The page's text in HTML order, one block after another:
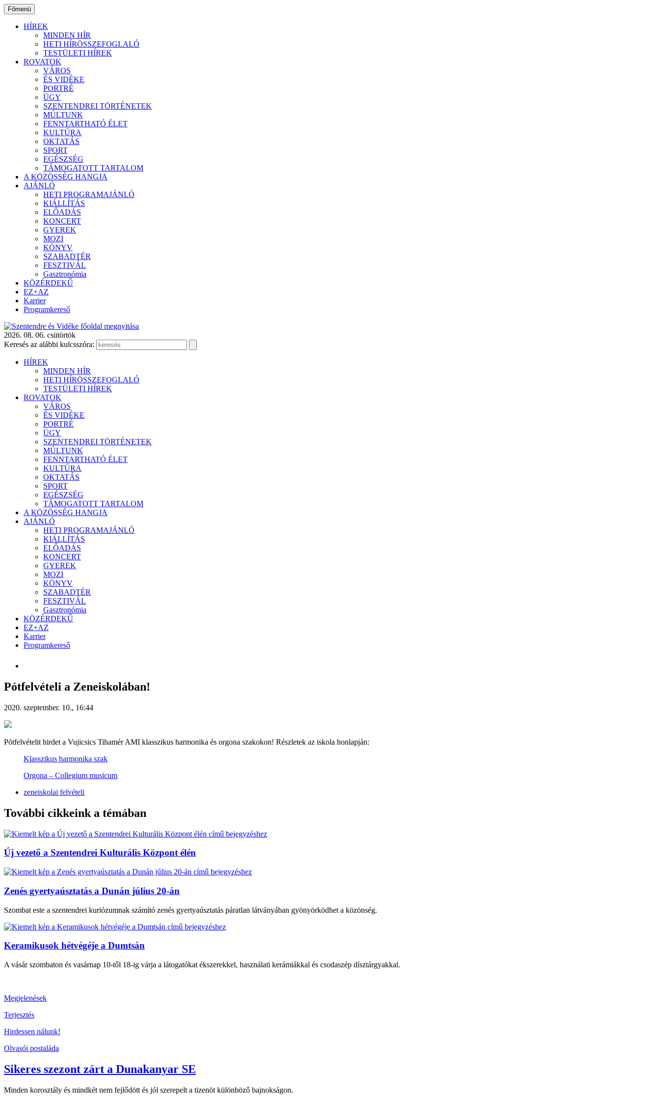
Ugrás
a
tartalomhoz
Főmenü
HÍREK
MINDEN HÍR
HETI HÍRÖSSZEFOGLALÓ
TESTÜLETI HÍREK
ROVATOK
VÁROS
ÉS VIDÉKE
PORTRÉ
ÜGY
SZENTENDREI TÖRTÉNETEK
MÚLTUNK
FENNTARTHATÓ ÉLET
KULTÚRA
OKTATÁS
SPORT
EGÉSZSÉG
TÁMOGATOTT TARTALOM
A KÖZÖSSÉG HANGJA
AJÁNLÓ
HETI PROGRAMAJÁNLÓ
KIÁLLÍTÁS
ELŐADÁS
KONCERT
GYEREK
MOZI
KÖNYV
SZABADTÉR
FESZTIVÁL
Gasztronómia
KÖZÉRDEKŰ
EZ+AZ
Karrier
Programkereső
2026. 08. 06. csütörtök
Keresés az alábbi kulcsszóra:
HÍREK
MINDEN HÍR
HETI HÍRÖSSZEFOGLALÓ
TESTÜLETI HÍREK
ROVATOK
VÁROS
ÉS VIDÉKE
PORTRÉ
ÜGY
SZENTENDREI TÖRTÉNETEK
MÚLTUNK
FENNTARTHATÓ ÉLET
KULTÚRA
OKTATÁS
SPORT
EGÉSZSÉG
TÁMOGATOTT TARTALOM
A KÖZÖSSÉG HANGJA
AJÁNLÓ
HETI PROGRAMAJÁNLÓ
KIÁLLÍTÁS
ELŐADÁS
KONCERT
GYEREK
MOZI
KÖNYV
SZABADTÉR
FESZTIVÁL
Gasztronómia
KÖZÉRDEKŰ
EZ+AZ
Karrier
Programkereső
Pótfelvételi a Zeneiskolában!
2020. szeptember. 10., 16:44
Pótfelvételit hirdet a Vujicsics Tihamér AMI klasszikus harmonika és orgona szakokon! Részletek az iskola honlapján:
Klasszikus harmonika szak
Orgona – Collegium musicum
zeneiskolai felvételi
További cikkeink a témában
Új vezető a Szentendrei Kulturális Központ élén
Zenés gyertyaúsztatás a Dunán július 20-án
Szombat este a szentendrei kuriózumnak számító zenés gyertyaúsztatás páratlan látványában gyönyörködhet a közönség.
Keramikusok hétvégéje a Dumtsán
A vásár szombaton és vasárnap 10-től 18-ig várja a látogatókat ékszerekkel, használati kerámiákkal és csodaszép dísztárgyakkal.
Megjelenések
Terjesztés
Hirdessen nálunk!
Olvasói postaláda
Sikeres szezont zárt a Dunakanyar SE
Minden korosztály és mindkét nem fejlődött és jól szerepelt a tizenöt különböző bajnokságon.